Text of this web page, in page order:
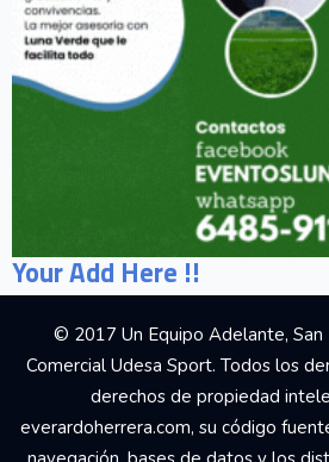
Your Add Here !!
© 2017 Un Equipo Adelante, San
Comercial Udesa Sport. Todos los
derechos de propiedad
everardoherrera.com, su código